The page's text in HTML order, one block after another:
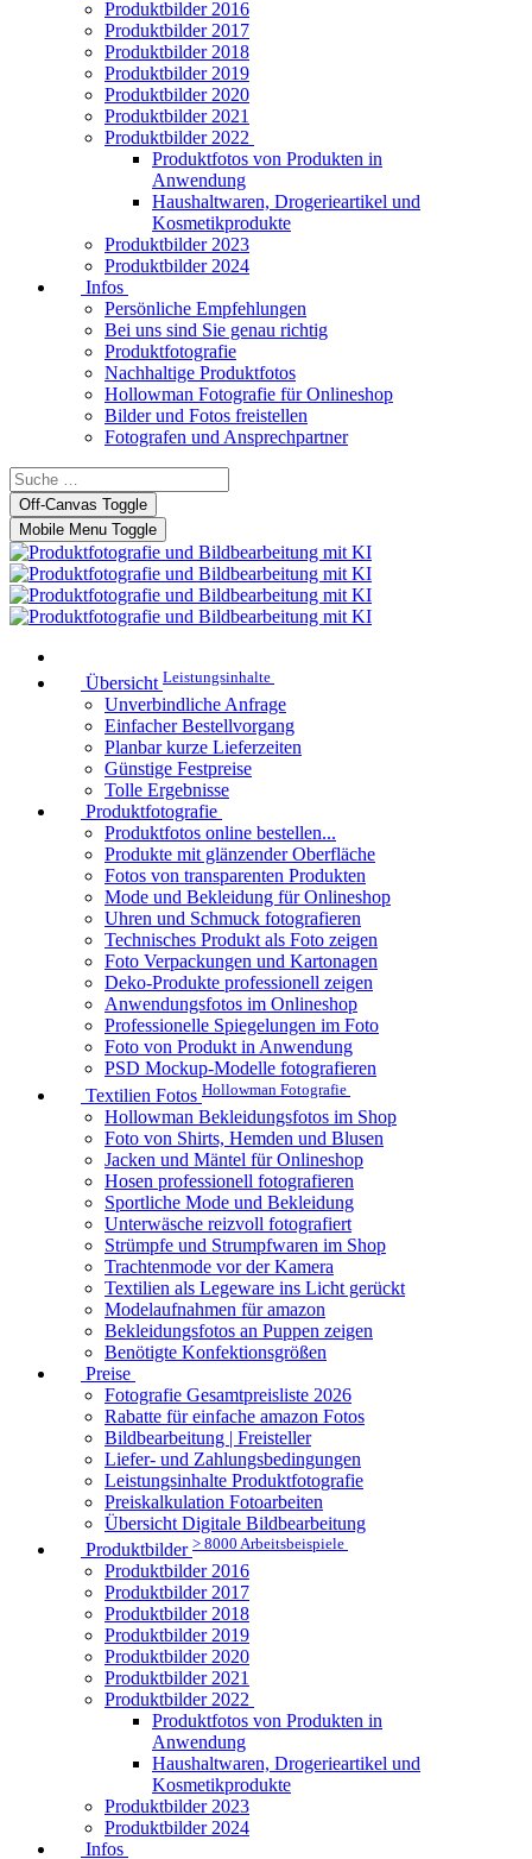
Produktbilder 2016
Produktbilder 2017
Produktbilder 2018
Produktbilder 2019
Produktbilder 2020
Produktbilder 2021
Produktbilder 2022
Produktfotos von Produkten in
Anwendung
Haushaltwaren, Drogerieartikel und
Kosmetikprodukte
Produktbilder 2023
Produktbilder 2024
Infos
Persönliche Empfehlungen
Bei uns sind Sie genau richtig
Produktfotografie
Nachhaltige Produktfotos
Hollowman Fotografie für Onlineshop
Bilder und Fotos freistellen
Fotografen und Ansprechpartner
Off-Canvas Toggle
Mobile Menu Toggle
Übersicht Leistungsinhalte
Unverbindliche Anfrage
Einfacher Bestellvorgang
Planbar kurze Lieferzeiten
Günstige Festpreise
Tolle Ergebnisse
Produktfotografie
Produktfotos online bestellen...
Produkte mit glänzender Oberfläche
Fotos von transparenten Produkten
Mode und Bekleidung für Onlineshop
Uhren und Schmuck fotografieren
Technisches Produkt als Foto zeigen
Foto Verpackungen und Kartonagen
Deko-Produkte professionell zeigen
Anwendungsfotos im Onlineshop
Professionelle Spiegelungen im Foto
Foto von Produkt in Anwendung
PSD Mockup-Modelle fotografieren
Textilien Fotos Hollowman Fotografie
Hollowman Bekleidungsfotos im Shop
Foto von Shirts, Hemden und Blusen
Jacken und Mäntel für Onlineshop
Hosen professionell fotografieren
Sportliche Mode und Bekleidung
Unterwäsche reizvoll fotografiert
Strümpfe und Strumpfwaren im Shop
Trachtenmode vor der Kamera
Textilien als Legeware ins Licht gerückt
Modelaufnahmen für amazon
Bekleidungsfotos an Puppen zeigen
Benötigte Konfektionsgrößen
Preise
Fotografie Gesamtpreisliste 2026
Rabatte für einfache amazon Fotos
Bildbearbeitung | Freisteller
Liefer- und Zahlungsbedingungen
Leistungsinhalte Produktfotografie
Preiskalkulation Fotoarbeiten
Übersicht Digitale Bildbearbeitung
Produktbilder > 8000 Arbeitsbeispiele
Produktbilder 2016
Produktbilder 2017
Produktbilder 2018
Produktbilder 2019
Produktbilder 2020
Produktbilder 2021
Produktbilder 2022
Produktfotos von Produkten in
Anwendung
Haushaltwaren, Drogerieartikel und
Kosmetikprodukte
Produktbilder 2023
Produktbilder 2024
Infos